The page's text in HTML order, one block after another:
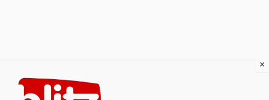
content
×